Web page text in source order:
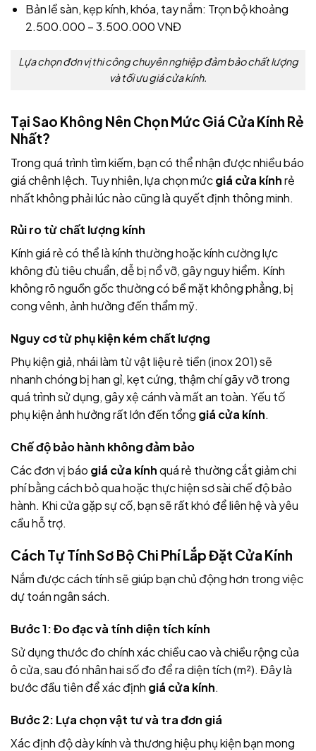
Bản lề sàn, kẹp kính, khóa, tay nắm: Trọn bộ khoảng
2.500.000 – 3.500.000 VNĐ
Lựa chọn đơn vị thi công chuyên nghiệp đảm bảo chất lượng
và tối ưu giá cửa kính.
Tại Sao Không Nên Chọn Mức Giá Cửa Kính Rẻ
Nhất?
Trong quá trình tìm kiếm, bạn có thể nhận được nhiều báo
giá chênh lệch. Tuy nhiên, lựa chọn mứcgiá cửa kínhrẻ
nhất không phải lúc nào cũng là quyết định thông minh.
Rủi ro từ chất lượng kính
Kính giá rẻ có thể là kính thường hoặc kính cường lực
không đủ tiêu chuẩn, dễ bị nổ vỡ, gây nguy hiểm. Kính
không rõ nguồn gốc thường có bề mặt không phẳng, bị
cong vênh, ảnh hưởng đến thẩm mỹ.
Nguy cơ từ phụ kiện kém chất lượng
Phụ kiện giả, nhái làm từ vật liệu rẻ tiền (inox 201) sẽ
nhanh chóng bị han gỉ, kẹt cứng, thậm chí gãy vỡ trong
quá trình sử dụng, gây xệ cánh và mất an toàn. Yếu tố
phụ kiện ảnh hưởng rất lớn đến tổng giá cửa kính.
Chế độ bảo hành không đảm bảo
Các đơn vị báo giá cửa kínhquá rẻ thường cắt giảm chi
phí bằng cách bỏ qua hoặc thực hiện sơ sài chế độ bảo
hành. Khi cửa gặp sự cố, bạn sẽ rất khó để liên hệ và yêu
cầu hỗ trợ.
Cách Tự Tính Sơ Bộ Chi Phí Lắp Đặt Cửa Kính
Nắm được cách tính sẽ giúp bạn chủ động hơn trong việc
dự toán ngân sách.
Bước 1: Đo đạc và tính diện tích kính
Sử dụng thước đo chính xác chiều cao và chiều rộng của
ô cửa, sau đó nhân hai số đo để ra diện tích (m²). Đây là
bước đầu tiên để xác định giá cửa kính.
Bước 2: Lựa chọn vật tư và tra đơn giá
Xác định độ dày kính và thương hiệu phụ kiện bạn mong